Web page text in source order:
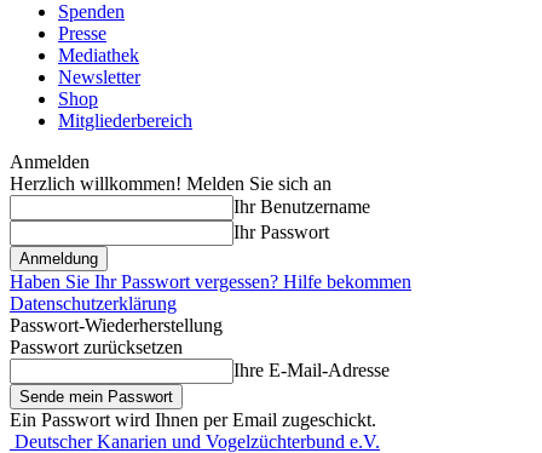
Spenden
Presse
Mediathek
Newsletter
Shop
Mitgliederbereich
Anmelden
Herzlich willkommen! Melden Sie sich an
Ihr Benutzername
Ihr Passwort
Haben Sie Ihr Passwort vergessen? Hilfe bekommen
Datenschutzerklärung
Passwort-Wiederherstellung
Passwort zurücksetzen
Ihre E-Mail-Adresse
Ein Passwort wird Ihnen per Email zugeschickt.
Deutscher Kanarien und Vogelzüchterbund e.V.